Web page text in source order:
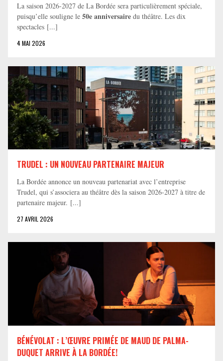
La saison 2026-2027 de La Bordée sera particulièrement spéciale,
puisqu’elle souligne le 50e anniversaire du théâtre. Les dix
spectacles [...]
4 MAI 2026
TRUDEL : UN NOUVEAU PARTENAIRE MAJEUR
La Bordée annonce un nouveau partenariat avec l’entreprise
Trudel, qui s’associera au théâtre dès la saison 2026-2027 à titre de
partenaire majeur. [...]
27 AVRIL 2026
BÉNÉVOLAT : L’ŒUVRE PRIMÉE DE MAUD DE PALMA-
DUQUET ARRIVE À LA BORDÉE!